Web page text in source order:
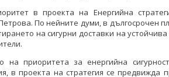
е
анализ на
сектор Енергетика
развитие на
немислимо
случващото се в
ВСИЧКИ
в проекта на Енергийна
По нейните думи, в дългосрочен
на сигурни доставки на
на приоритета за енергийна
в проекта на стратегия се